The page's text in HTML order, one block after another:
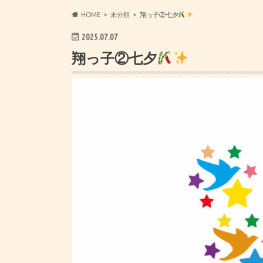
HOME 未分類 翔っ子②七夕
2025.07.07
翔っ子②七夕